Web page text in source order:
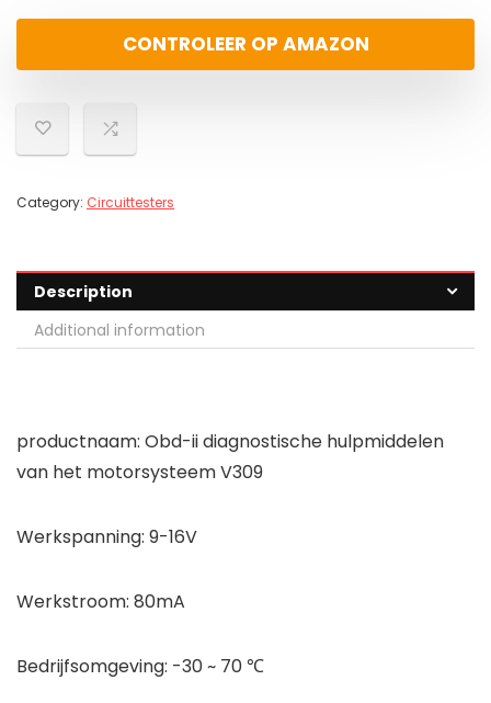
CONTROLEER OP AMAZON
Category: Circuittesters
Description
Additional information
productnaam: Obd-ii diagnostische hulpmiddelen
van het motorsysteem V309
Werkspanning: 9-16V
Werkstroom: 80mA
Bedrijfsomgeving: -30 ~ 70 ℃